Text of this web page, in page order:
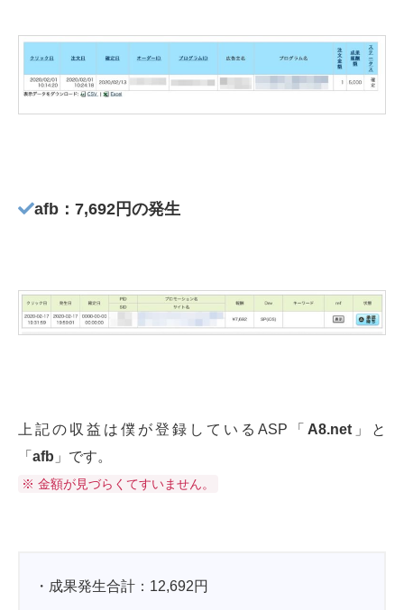
afb：7,692円の発生
上記の収益は僕が登録しているASP「 A8.net 」と
「 afb 」です。
※ 金額が見づらくてすいません。
・成果発生合計：12,692円